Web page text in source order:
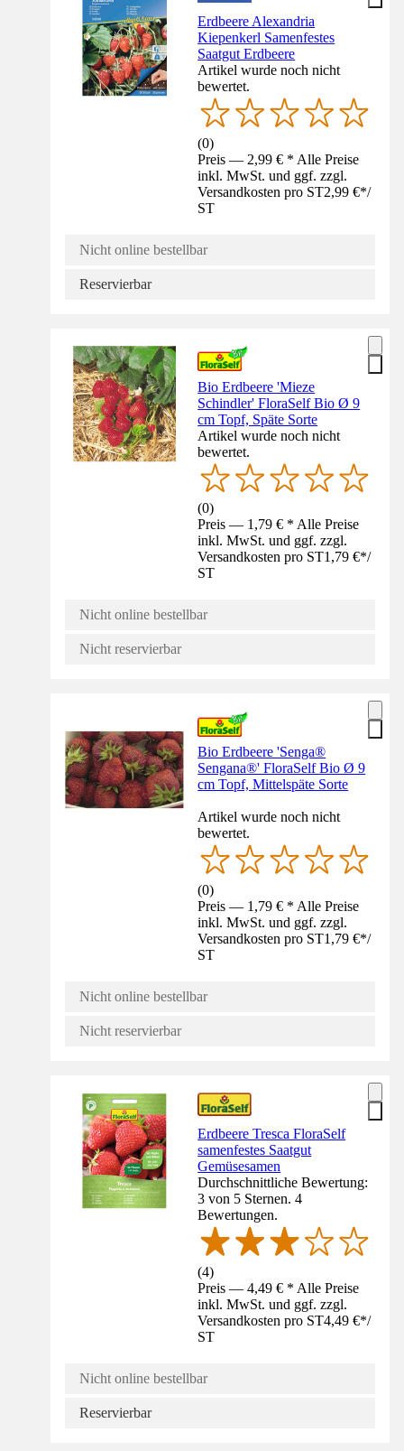
Erdbeere Alexandria
Kiepenkerl Samenfestes
Saatgut Erdbeere
Artikel wurde noch nicht
bewertet.
(0)
Preis — 2,99 € * Alle Preise
inkl. MwSt. und ggf. zzgl.
Versandkosten pro ST2,99 €*/
ST
Nicht online bestellbar
Reservierbar
Bio Erdbeere 'Mieze
Schindler' FloraSelf Bio Ø 9
cm Topf, Späte Sorte
Artikel wurde noch nicht
bewertet.
(0)
Preis — 1,79 € * Alle Preise
inkl. MwSt. und ggf. zzgl.
Versandkosten pro ST1,79 €*/
ST
Nicht online bestellbar
Nicht reservierbar
Bio Erdbeere 'Senga®
Sengana®' FloraSelf Bio Ø 9
cm Topf, Mittelspäte Sorte
Artikel wurde noch nicht
bewertet.
(0)
Preis — 1,79 € * Alle Preise
inkl. MwSt. und ggf. zzgl.
Versandkosten pro ST1,79 €*/
ST
Nicht online bestellbar
Nicht reservierbar
Erdbeere Tresca FloraSelf
samenfestes Saatgut
Gemüsesamen
Durchschnittliche Bewertung:
3 von 5 Sternen. 4
Bewertungen.
(4)
Preis — 4,49 € * Alle Preise
inkl. MwSt. und ggf. zzgl.
Versandkosten pro ST4,49 €*/
ST
Nicht online bestellbar
Reservierbar